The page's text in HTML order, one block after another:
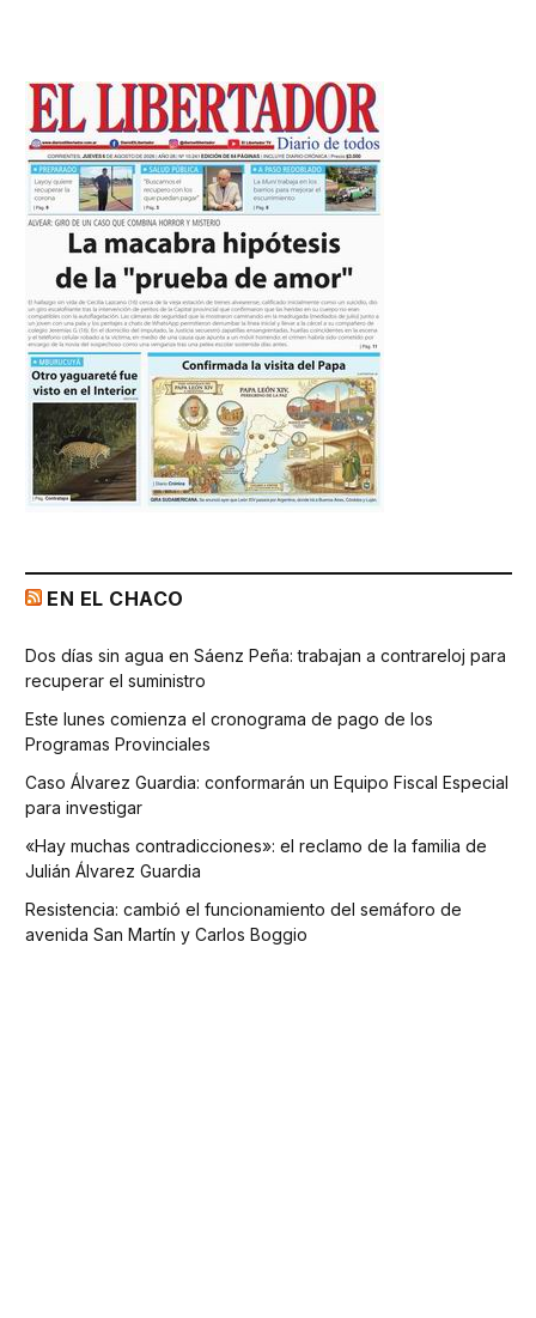
EN EL CHACO
Dos días sin agua en Sáenz Peña: trabajan a contrareloj para
recuperar el suministro
Este lunes comienza el cronograma de pago de los
Programas Provinciales
Caso Álvarez Guardia: conformarán un Equipo Fiscal Especial
para investigar
«Hay muchas contradicciones»: el reclamo de la familia de
Julián Álvarez Guardia
Resistencia: cambió el funcionamiento del semáforo de
avenida San Martín y Carlos Boggio